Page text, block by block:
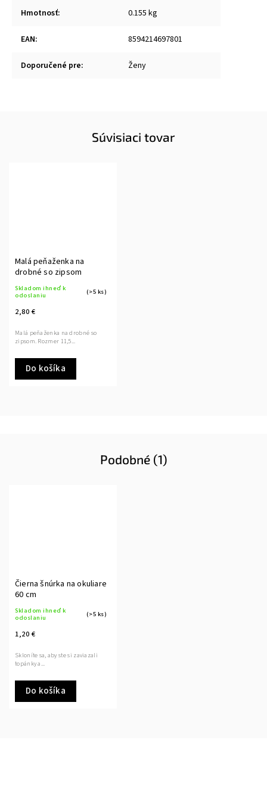
Hmotnosť: 0.155 kg
EAN: 8594214697801
Doporučené pre: Ženy
Súvisiaci tovar
Malá peňaženka na
drobné so zipsom
Skladom ihneď k
odoslaniu
(>5 ks)
2,80 €
Do košíka
Malá peňaženka na drobné so
zipsom. Rozmer 11,5...
Podobné (1)
Čierna šnúrka na okuliare
60 cm
Skladom ihneď k
odoslaniu
(>5 ks)
1,20 €
Do košíka
Skloníte sa, aby ste si zaviazali
topánky a...